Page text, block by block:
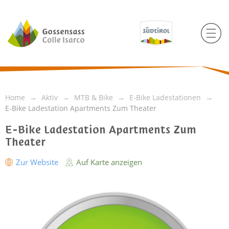
Home Aktiv MTB & Bike
E-Bike Ladestationen
E-Bike Ladestation Apartments Zum Theater
E-Bike Ladestation Apartments Zum
Theater
Zur Website Auf Karte anzeigen